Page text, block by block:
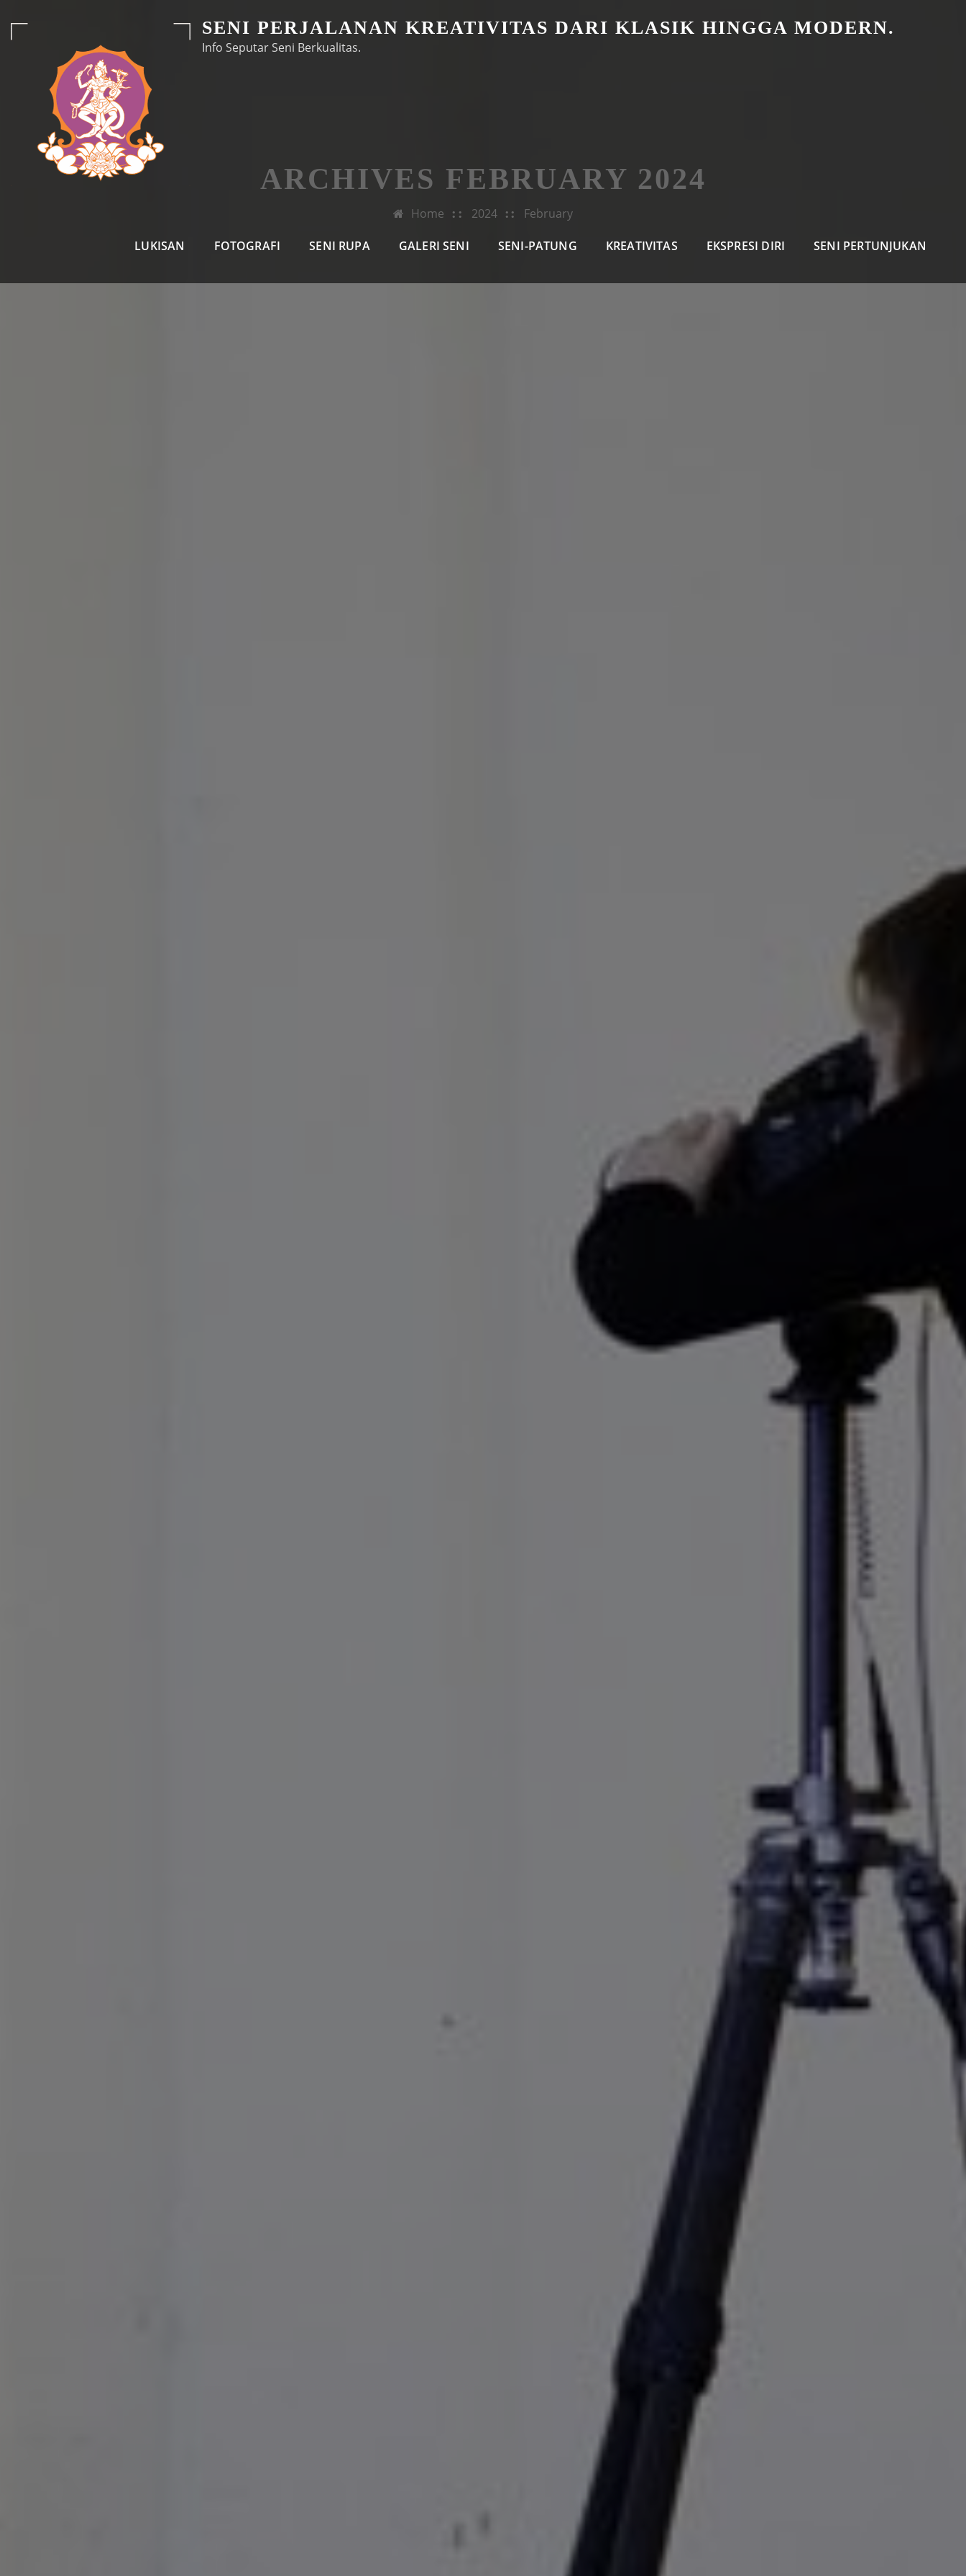
SENI PERJALANAN KREATIVITAS DARI KLASIK HINGGA MODERN.
Info Seputar Seni Berkualitas.
LUKISAN FOTOGRAFI SENI RUPA GALERI SENI SENI-PATUNG KREATIVITAS EKSPRESI DIRI SENI PERTUNJUKAN
ARCHIVES FEBRUARY 2024
Home 2024 February